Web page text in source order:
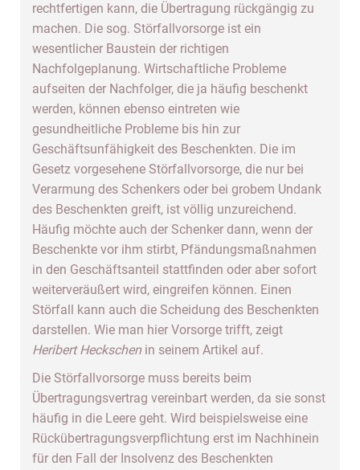
rechtfertigen kann, die Übertragung rückgängig zu
machen. Die sog. Störfallvorsorge ist ein
wesentlicher Baustein der richtigen
Nachfolgeplanung. Wirtschaftliche Probleme
aufseiten der Nachfolger, die ja häufig beschenkt
werden, können ebenso eintreten wie
gesundheitliche Probleme bis hin zur
Geschäftsunfähigkeit des Beschenkten. Die im
Gesetz vorgesehene Störfallvorsorge, die nur bei
Verarmung des Schenkers oder bei grobem Undank
des Beschenkten greift, ist völlig unzureichend.
Häufig möchte auch der Schenker dann, wenn der
Beschenkte vor ihm stirbt, Pfändungsmaßnahmen
in den Geschäftsanteil stattfinden oder aber sofort
weiterveräußert wird, eingreifen können. Einen
Störfall kann auch die Scheidung des Beschenkten
darstellen. Wie man hier Vorsorge trifft, zeigt
Heribert Heckschenin seinem Artikel auf.
Die Störfallvorsorge muss bereits beim
Übertragungsvertrag vereinbart werden, da sie sonst
häufig in die Leere geht. Wird beispielsweise eine
Rückübertragungsverpflichtung erst im Nachhinein
für den Fall der Insolvenz des Beschenkten